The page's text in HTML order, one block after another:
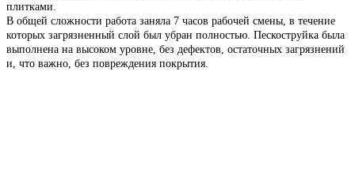
плитками.
В общей сложности работа заняла 7 часов рабочей смены, в течение
которых загрязненный слой был убран полностью. Пескоструйка была
выполнена на высоком уровне, без дефектов, остаточных загрязнений
и, что важно, без повреждения покрытия.